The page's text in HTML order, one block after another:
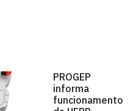
PROGEP
informa
funcionamento